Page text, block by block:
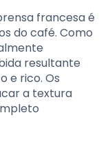
francesa é
do café. Como
resultante
e rico. Os
a textura